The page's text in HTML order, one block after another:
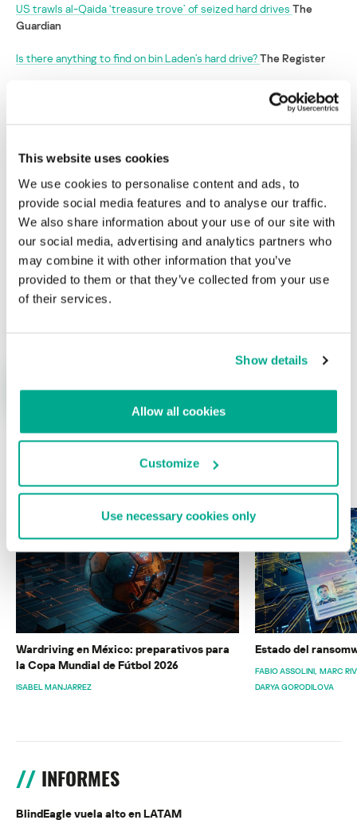
This website uses cookies
We use cookies to personalise content and ads, to
provide social media features and to analyse our traffic.
We also share information about your use of our site with
our social media, advertising and analytics partners who
may combine it with other information that you’ve
provided to them or that they’ve collected from your use
of their services.
Show details
Allow all cookies
Customize
Use necessary cookies only
US trawls al-Qaida ‘treasure trove’ of seized hard drives The
Guardian
Is there anything to find on bin Laden’s hard drive?The Register
Estados Unidos quiere descubrir el “tesoro
Su dirección de correo electrónico no será publicada.
campos obligatorios están marcados con*
Nombre*
ÚLTIMAS PUBLICACIONES
Wardriving en México: preparativos para
la Copa Mundial de Fútbol 2026
ISABEL MANJARREZ
Estado del
FABIO ASSOLINI MARC
DARYA GORODILOVA
INFORMES
BlindEagle vuela alto en LATAM